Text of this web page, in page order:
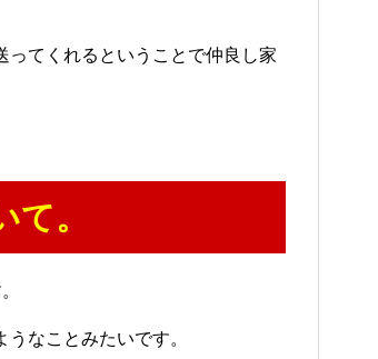
てくれるということで仲良し家
。
なことみたいです。